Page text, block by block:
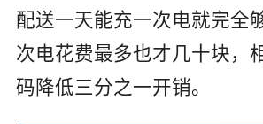
配送一天能充一次电就完全
次电花费最多也才几十块，
码降低三分之一开销。